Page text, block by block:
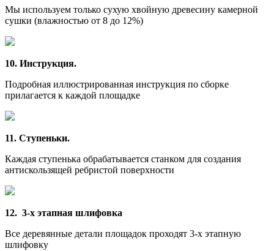
Мы используем только сухую хвойную древесину камерной
сушки (влажностью от 8 до 12%)
10. Инструкция.
Подробная иллюстрированная инструкция по сборке
прилагается к каждой площадке
11. Ступеньки.
Каждая ступенька обрабатывается станком для создания
антискользящей ребристой поверхности
12. 3-х этапная шлифовка
Все деревянные детали площадок проходят 3-х этапную
шлифовку